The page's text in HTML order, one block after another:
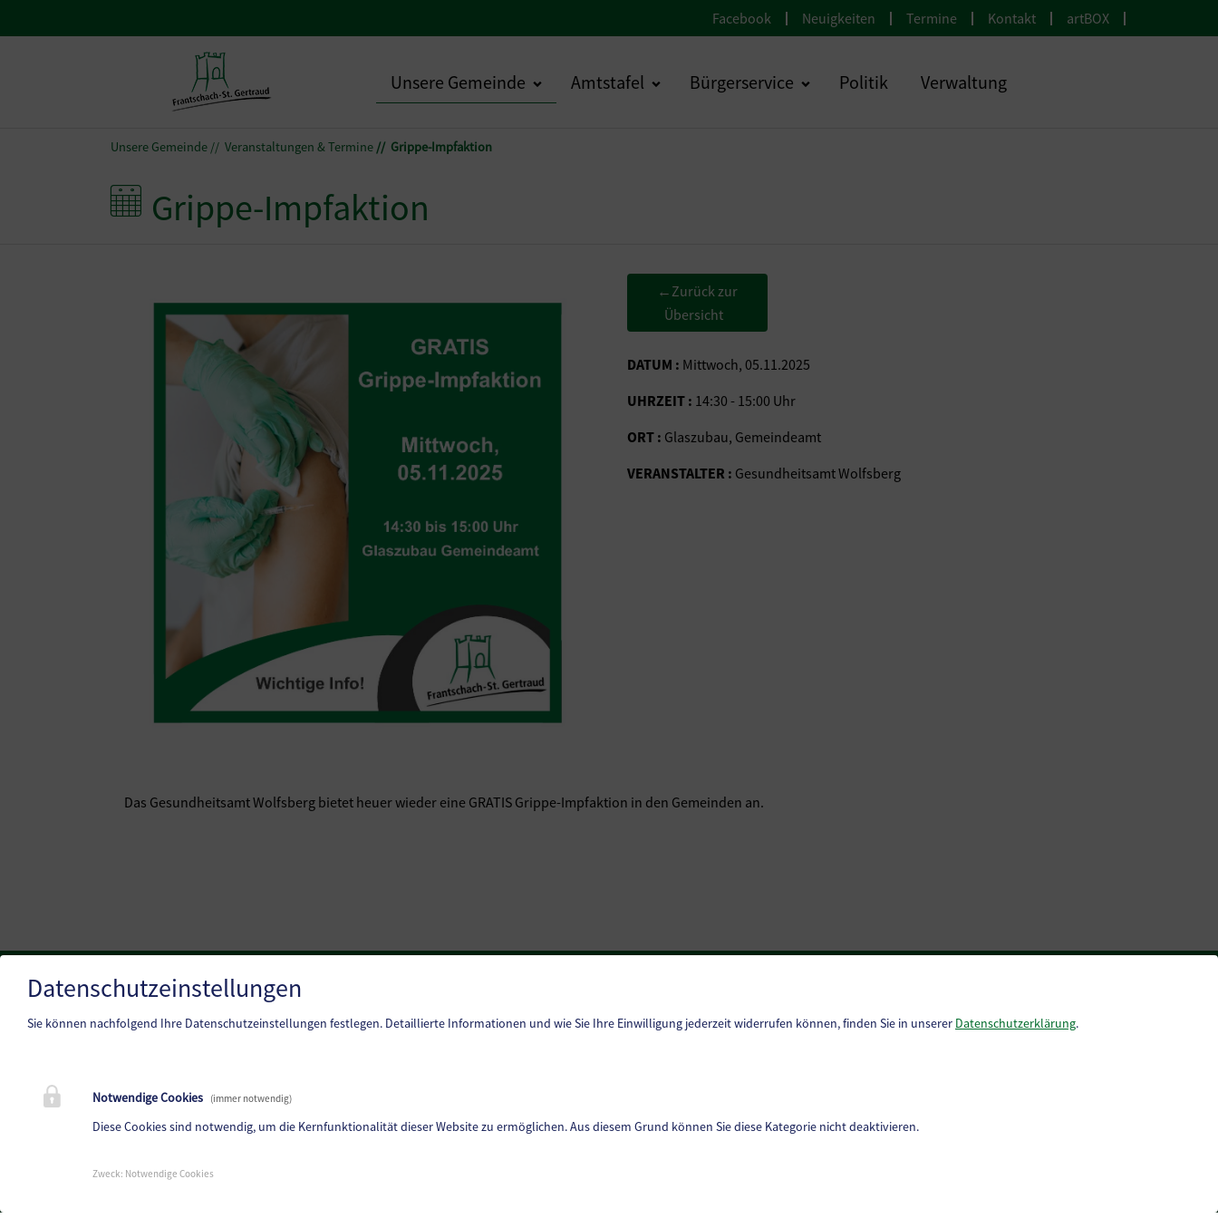
Facebook Neuigkeiten Termine Kontakt artBOX
Unsere Gemeinde Amtstafel Bürgerservice Politik Verwaltung
Unsere Gemeinde Veranstaltungen & Termine Grippe-Impfaktion
Grippe-Impfaktion
←Zurück zur
Übersicht
DATUM : Mittwoch, 05.11.2025
UHRZEIT : 14:30 - 15:00 Uhr
ORT : Glaszubau, Gemeindeamt
VERANSTALTER : Gesundheitsamt Wolfsberg
Das Gesundheitsamt Wolfsberg bietet heuer wieder eine GRATIS Grippe-Impfaktion in den Gemeinden an.
Marktgemeinde Frantschach-St. Gertraud
St. Gertraud 1, 9413 St.Gertraud
E-Mail:frantschach@ktn.gde.at
Parteienverkehr:
Handy-Signatur
Gemeindenachrichten
Datenschutzeinstellungen
Sie können nachfolgend Ihre Datenschutzeinstellungen festlegen. Detaillierte Informationen und wie Sie Ihre Einwilligung jederzeit widerrufen können, finden Sie in unserer Datenschutzerklärung.
Notwendige Cookies (immer notwendig)
Diese Cookies sind notwendig, um die Kernfunktionalität dieser Website zu ermöglichen. Aus diesem Grund können Sie diese Kategorie nicht deaktivieren.
Zweck: Notwendige Cookies